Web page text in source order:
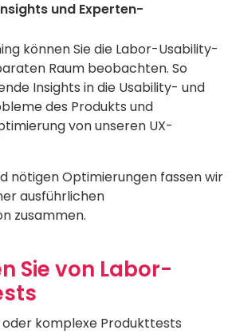
und Experten-
können Sie die Labor-Usability-
Raum beobachten. So
Insights in die Usability- und
des Produkts und
von unseren UX-
nötigen Optimierungen fassen wir
ausführlichen
zusammen.
Sie von Labor-
komplexe Produkttests